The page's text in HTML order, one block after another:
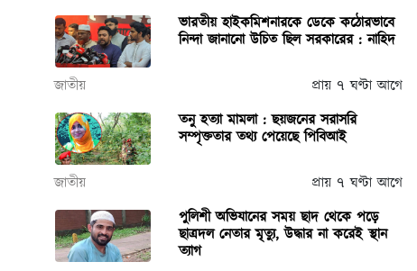
ভারতীয় হাইকমিশনারকে ডেকে কঠোরভাবে
নিন্দা জানানো উচিত ছিল সরকারের : নাহিদ
জাতীয়
প্রায় ৭ ঘণ্টা আগে
তনু হত্যা মামলা : ছয়জনের সরাসরি
সম্পৃক্ততার তথ্য পেয়েছে পিবিআই
জাতীয়
প্রায় ৭ ঘণ্টা আগে
পুলিশী অভিযানের সময় ছাদ থেকে পড়ে
ছাত্রদল নেতার মৃত্যু, উদ্ধার না করেই স্থান
ত্যাগ